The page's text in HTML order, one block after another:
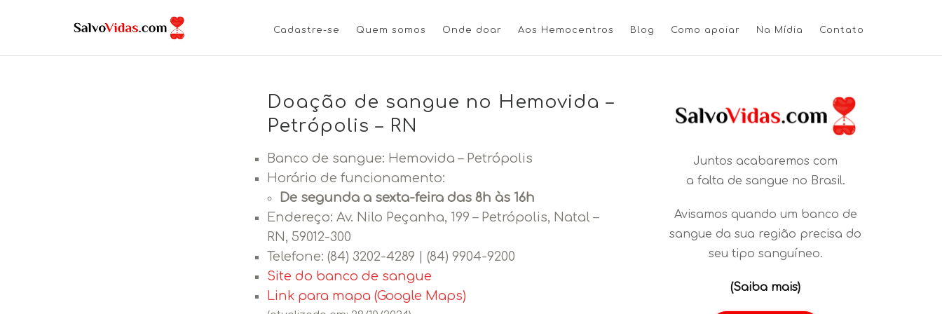
Cadastre-se Quem somos Onde doar Aos Hemocentros Blog Como apoiar Na Mídia Contato
Doação de sangue no Hemovida –
Petrópolis – RN
Banco de sangue: Hemovida – Petrópolis
Horário de funcionamento:
De segunda a sexta-feira das 8h às 16h
Endereço: Av. Nilo Peçanha, 199 – Petrópolis, Natal –
RN, 59012-300
Telefone: (84) 3202-4289 | (84) 9904-9200
Site do banco de sangue
Link para mapa (Google Maps)
Juntos acabaremos com
a falta de sangue no Brasil.
Avisamos quando um banco de
sangue da sua região precisa do
seu tipo sanguíneo.
(Saiba mais)